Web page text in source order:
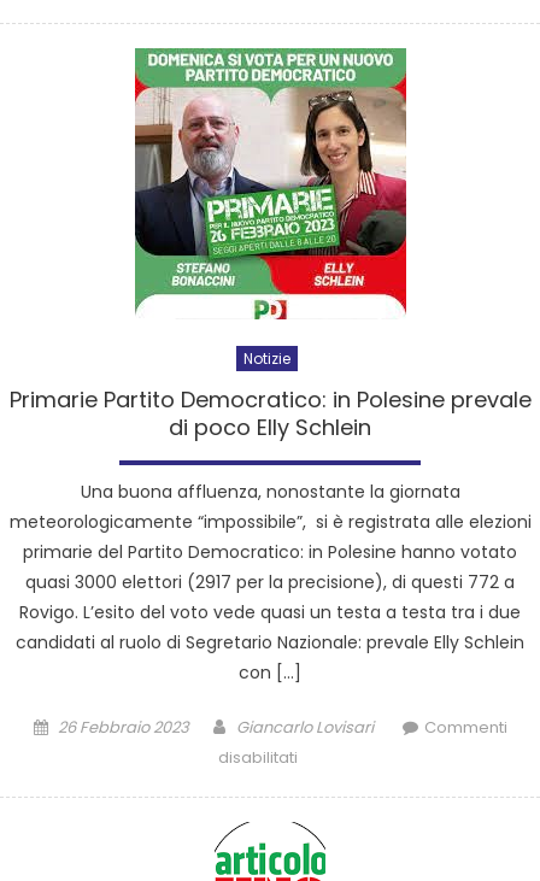
Notizie
Primarie Partito Democratico: in Polesine prevale
di poco Elly Schlein
Una buona affluenza, nonostante la giornata
meteorologicamente “impossibile”, si è registrata alle elezioni
primarie del Partito Democratico: in Polesine hanno votato
quasi 3000 elettori (2917 per la precisione), di questi 772 a
Rovigo. L’esito del voto vede quasi un testa a testa tra i due
candidati al ruolo di Segretario Nazionale: prevale Elly Schlein
con […]
26 Febbraio 2023 Giancarlo Lovisari
Commenti
disabilitati